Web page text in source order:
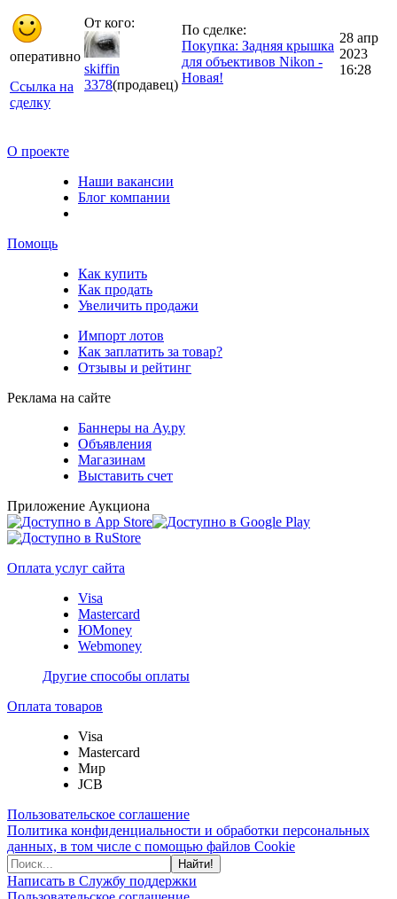
оперативно
Ссылка на
сделку
От кого:
skiffin
3378(продавец)
По сделке:
Покупка: Задняя крышка
для объективов Nikon -
Новая!
28 апр
2023
16:28
О проекте
Наши вакансии
Блог компании
Помощь
Как купить
Как продать
Увеличить продажи
Импорт лотов
Как заплатить за товар?
Отзывы и рейтинг
Реклама на сайте
Баннеры на Ау.ру
Объявления
Магазинам
Выставить счет
Приложение Аукциона
Оплата услуг сайта
Visa
Mastercard
ЮMoney
Webmoney
Другие способы оплаты
Оплата товаров
Visa
Mastercard
Мир
JCB
Пользовательское соглашение
Политика конфиденциальности и обработки персональных
данных, в том числе с помощью файлов Cookie
Найти!
Написать в Службу поддержки